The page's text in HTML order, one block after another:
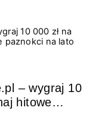
to coś więcej niż
teksturę,
Tego lata
unikalny projekt
– wygraj 10
hitowe